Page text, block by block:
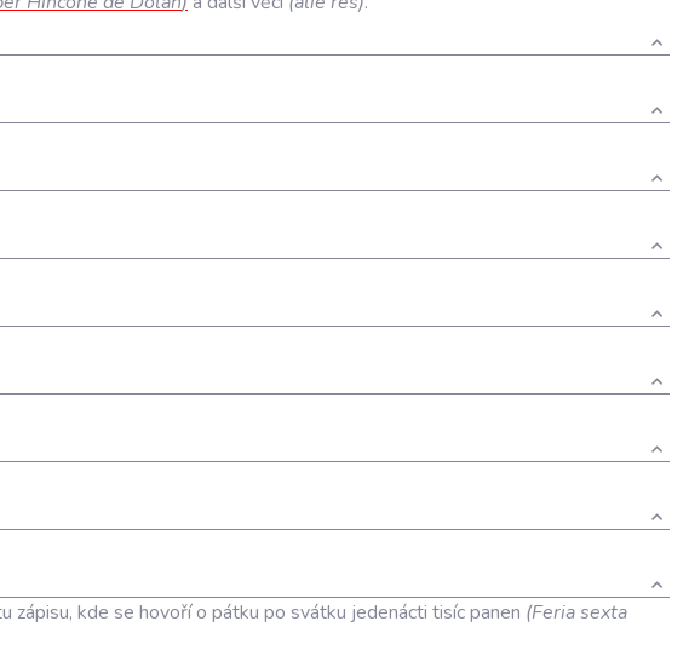
kde se hovoří o pátku po svátku jedenácti tisíc panen (Feria sexta